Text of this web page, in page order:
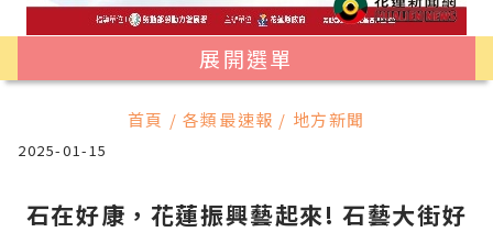
展開選單
首頁 / 各類最速報 / 地方新聞
2025-01-15
石在好康，花蓮振興藝起來! 石藝大街好